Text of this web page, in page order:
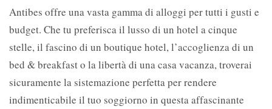
Antibes offre una vasta gamma di alloggi per tutti i gusti e
budget. Che tu preferisca il lusso di un hotel a cinque
stelle, il fascino di un boutique hotel, l’accoglienza di un
bed & breakfast o la libertà di una casa vacanza, troverai
sicuramente la sistemazione perfetta per rendere
indimenticabile il tuo soggiorno in questa affascinante